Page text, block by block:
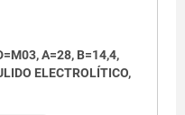
A=28, B=14,4,
ELECTROLÍTICO,